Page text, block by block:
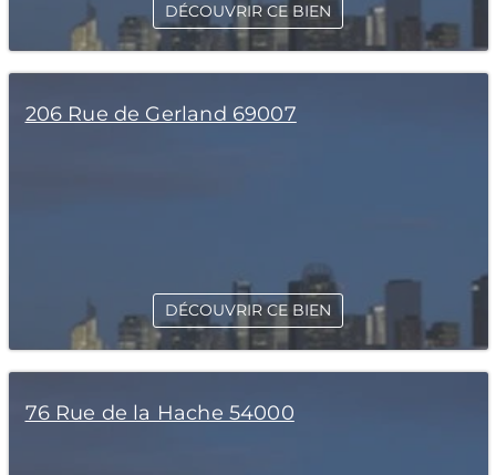
DÉCOUVRIR CE BIEN
206 Rue de Gerland 69007
DÉCOUVRIR CE BIEN
76 Rue de la Hache 54000